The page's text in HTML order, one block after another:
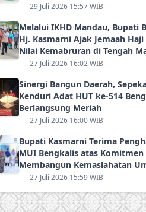
29 Juli 2026 15:57 WIB
Melalui IKHD Mandau, Bupati
Hj. Kasmarni Ajak Jemaah
Nilai Kemabruran di Tengah
27 Juli 2026 16:02 WIB
Sinergi Bangun Daerah,
Kenduri Adat HUT ke-514
Berlangsung Meriah
27 Juli 2026 16:00 WIB
Bupati Kasmarni Terima
MUI Bengkalis atas Komitmen
Membangun Kemaslahatan
27 Juli 2026 15:59 WIB